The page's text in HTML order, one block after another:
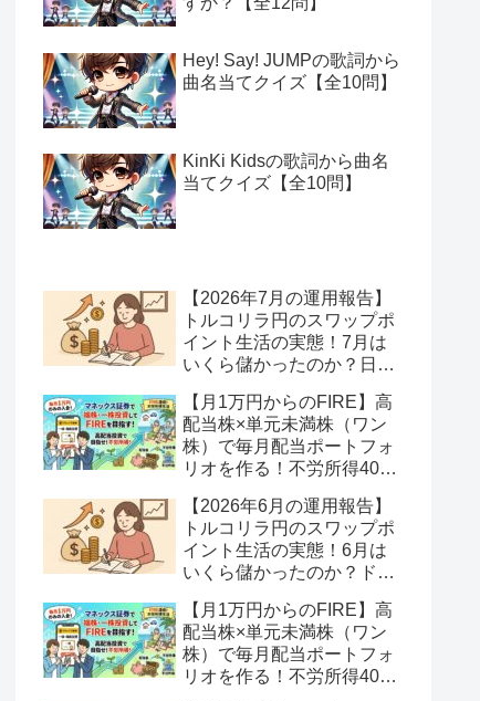
Hey! Say! JUMPの歌詞から
曲名当てクイズ【全10問】
KinKi Kidsの歌詞から曲名
当てクイズ【全10問】
【2026年7月の運用報告】
トルコリラ円のスワップポ
イント生活の実態！7月は
いくら儲かったのか？日本
へ一歩進んだ？
【月1万円からのFIRE】高
配当株×単元未満株（ワン
株）で毎月配当ポートフォ
リオを作る！不労所得400
回】
【2026年6月の運用報告】
トルコリラ円のスワップポ
イント生活の実態！6月は
いくら儲かったのか？ドル
【月1万円からのFIRE】高
配当株×単元未満株（ワン
株）で毎月配当ポートフォ
リオを作る！不労所得400